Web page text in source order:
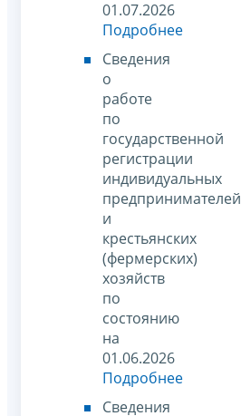
01.07.2026
Подробнее
Сведения
о
работе
по
государственной
регистрации
индивидуальных
предпринимателей
и
крестьянских
(фермерских)
хозяйств
по
состоянию
на
01.06.2026
Подробнее
Сведения